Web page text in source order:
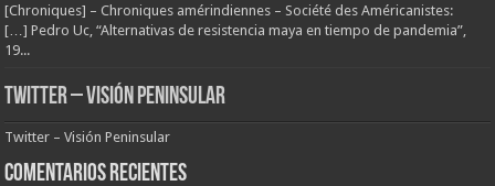
[Chroniques] – Chroniques amérindiennes – Société des Américanistes:
[…] Pedro Uc, “Alternativas de resistencia maya en tiempo de pandemia”,
19...
Twitter – Visión Peninsular
Twitter – Visión Peninsular
Comentarios Recientes